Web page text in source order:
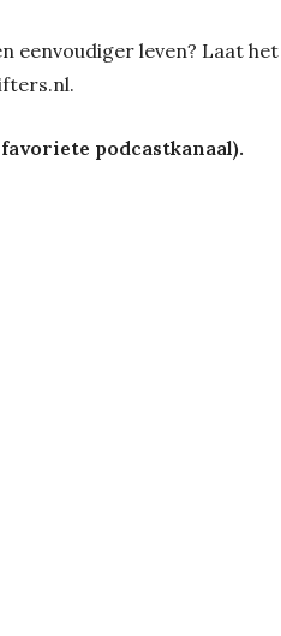
eenvoudiger leven? Laat
podcastkanaal).